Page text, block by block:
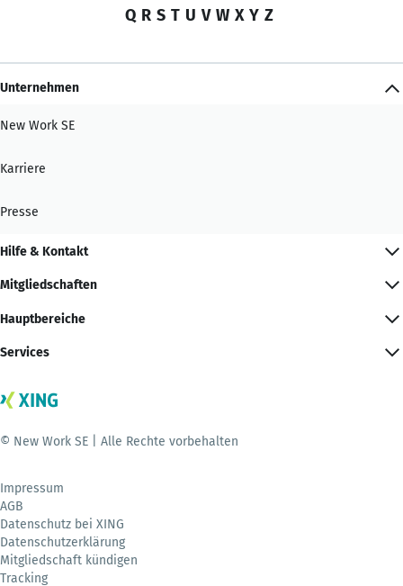
Q R S T U V W X Y Z
Unternehmen
New Work SE
Karriere
Presse
Hilfe & Kontakt
Mitgliedschaften
Hauptbereiche
Services
© New Work SE | Alle Rechte vorbehalten
Impressum
AGB
Datenschutz bei XING
Datenschutzerklärung
Mitgliedschaft kündigen
Tracking